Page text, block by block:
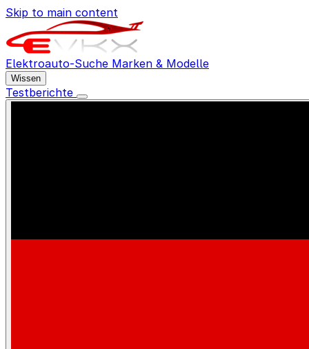
Skip to main content
Elektroauto-Suche Marken & Modelle
Wissen
Testberichte